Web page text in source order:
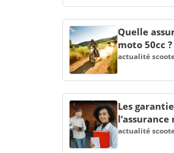
Quelle
moto 50cc ?
actualité
Les
l’assurance
actualité